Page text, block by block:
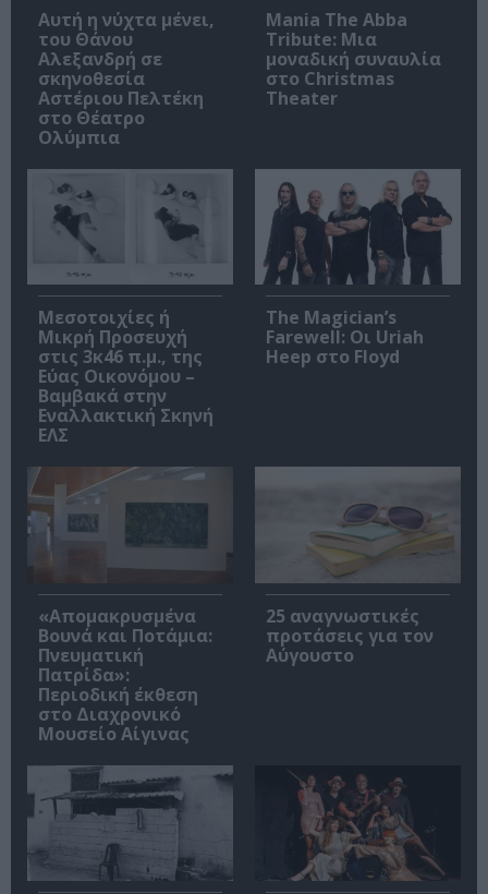
Αυτή η νύχτα μένει,
του Θάνου
Αλεξανδρή σε
σκηνοθεσία
Αστέριου Πελτέκη
στο Θέατρο
Ολύμπια
Mania The Abba
Tribute: Μια
μοναδική συναυλία
στο Christmas
Theater
Μεσοτοιχίες ή
Μικρή Προσευχή
στις 3κ46 π.μ., της
Εύας Οικονόμου –
Βαμβακά στην
Εναλλακτική Σκηνή
ΕΛΣ
The Magician’s
Farewell: Οι Uriah
Heep στο Floyd
«Απομακρυσμένα
Βουνά και Ποτάμια:
Πνευματική
Πατρίδα»:
Περιοδική έκθεση
στο Διαχρονικό
Μουσείο Αίγινας
25 αναγνωστικές
προτάσεις για τον
Αύγουστο